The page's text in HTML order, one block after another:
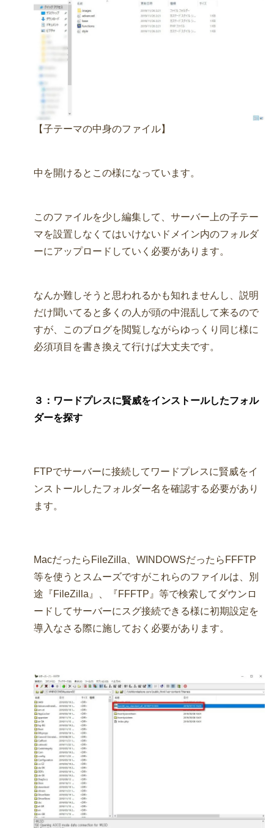
【子テーマの中身のファイル】
中を開けるとこの様になっています。
このファイルを少し編集して、サーバー上の子テー
マを設置しなくてはいけないドメイン内のフォルダ
ーにアップロードしていく必要があります。
なんか難しそうと思われるかも知れませんし、説明
だけ聞いてると多くの人が頭の中混乱して来るので
すが、このブログを閲覧しながらゆっくり同じ様に
必須項目を書き換えて行けば大丈夫です。
３：ワードプレスに賢威をインストールしたフォル
ダーを探す
FTPでサーバーに接続してワードプレスに賢威をイ
ンストールしたフォルダー名を確認する必要があり
ます。
MacだったらFileZilla、WINDOWSだったらFFFTP
等を使うとスムーズですがこれらのファイルは、別
途『FileZilla』、『FFFTP』等で検索してダウンロ
ードしてサーバーにスグ接続できる様に初期設定を
導入なさる際に施しておく必要があります。